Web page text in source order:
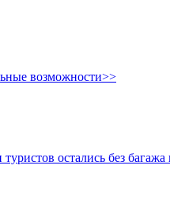
возможности>>
остались без